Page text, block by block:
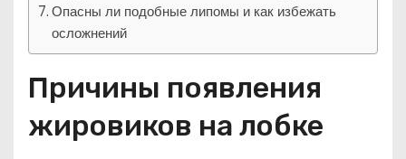
Опасны ли подобные липомы и как избежать
осложнений
Причины появления
жировиков на лобке